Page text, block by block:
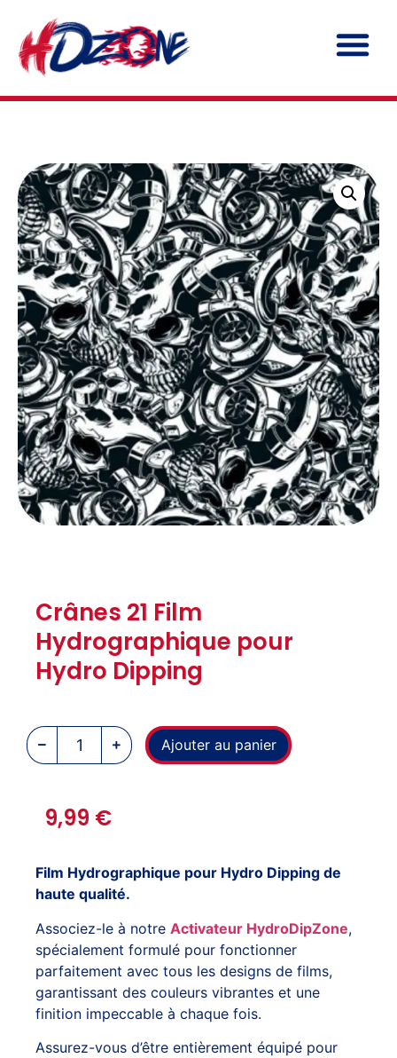
Crânes 21 Film
Hydrographique pour
Hydro Dipping
Ajouter au panier
9,99 €
Film Hydrographique pour Hydro Dipping de
haute qualité.
Associez-le à notre Activateur HydroDipZone,
spécialement formulé pour fonctionner
parfaitement avec tous les designs de films,
garantissant des couleurs vibrantes et une
finition impeccable à chaque fois.
Assurez-vous d’être entièrement équipé pour